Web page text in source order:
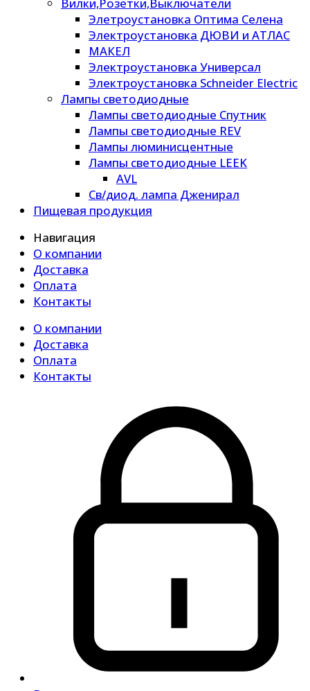
Вилки,Розетки,Выключатели
Элетроустановка Оптима Селена
Электроустановка ДЮВИ и АТЛАС
МАКЕЛ
Электроустановка Универсал
Электроустановка Schneider Electric
Лампы светодиодные
Лампы светодиодные Спутник
Лампы светодиодные REV
Лампы люминисцентные
Лампы светодиодные LEEK
AVL
Св/диод. лампа Дженирал
Пищевая продукция
Навигация
О компании
Доставка
Оплата
Контакты
О компании
Доставка
Оплата
Контакты